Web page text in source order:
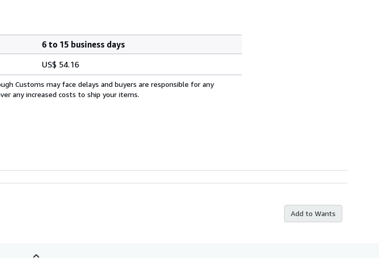
6 to 15 business days
US$ 54.16
Customs may face delays and buyers are responsible for any
any increased costs to ship your items.
Add to Wants